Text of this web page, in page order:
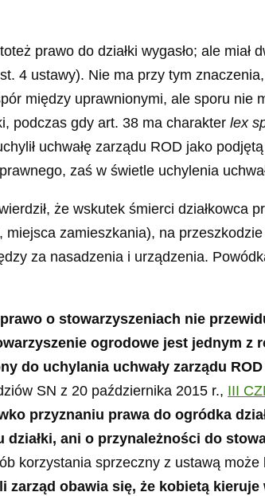
prawo do działki wygasło; ale
4 ustawy). Nie ma przy tym
między uprawnionymi, ale sporu nie
podczas gdy art. 38 ma charakter lex
uchwałę zarządu ROD jako
zaś w świetle uchylenia
że wskutek śmierci działkowca
zamieszkania), na
za nasadzenia i urządzenia.
prawo o stowarzyszeniach nie
ogrodowe jest jednym z
do uchylania uchwały zarządu ROD
SN z 20 października 2015 r., III
przyznaniu prawa do ogródka
ani o przynależności do
korzystania sprzeczny z ustawą może
zarząd obawia się, że kobietą kieruje